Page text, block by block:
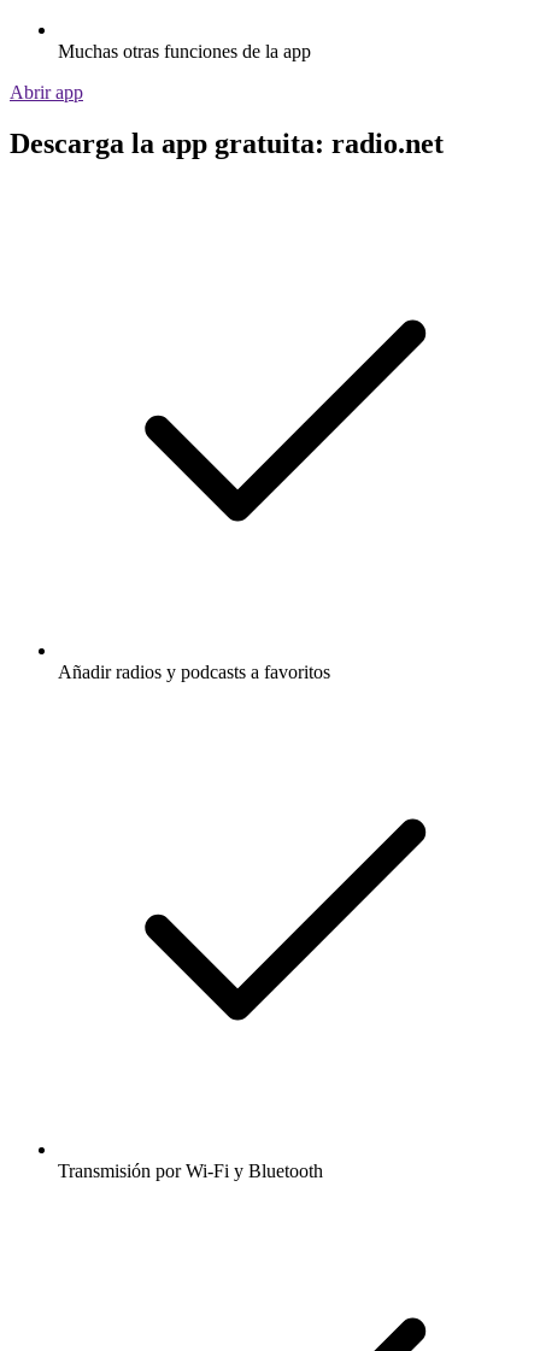
Muchas otras funciones de la app
Abrir app
Descarga la app gratuita: radio.net
Añadir radios y podcasts a favoritos
Transmisión por Wi-Fi y Bluetooth